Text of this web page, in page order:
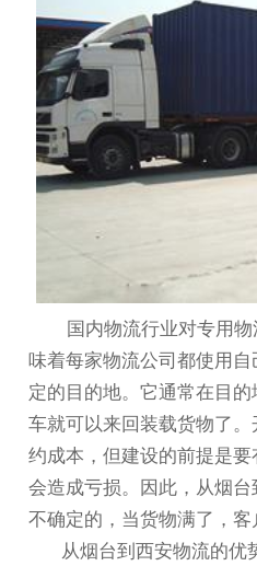
国内物流行业对专用物
味着每家物流公司都使用
定的目的地。它通常在目
车就可以来回装载货物了
约成本，但建设的前提是
会造成亏损。因此，从烟
不确定的，当货物满了，客
从烟台到西安物流的优